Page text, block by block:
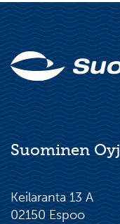
Suominen Oyj
Keilaranta 13 A
02150 Espoo